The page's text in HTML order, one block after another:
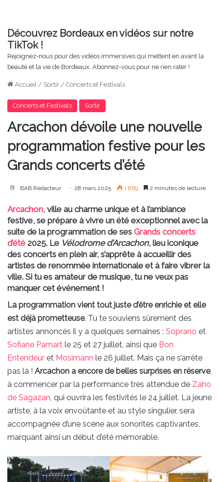
Découvrez Bordeaux en vidéos sur notre
TikTok !
Rejoignez-nous pour des vidéos immersives qui mettent en avant la
beauté et la vie de Bordeaux. Abonnez-vous pour ne rien rater !
Accueil / Sortir / Concerts et Festivals
Concerts et Festivals Sortir
Arcachon dévoile une nouvelle
programmation festive pour les
Grands concerts d’été
BAB Redacteur 28 mars 2025 1 869 2 minutes de lecture
Arcachon, ville au charme unique et à l’ambiance
festive, se prépare à vivre un été exceptionnel avec la
suite de la programmation de ses Grands concerts
d’été 2025. Le Vélodrome d’Arcachon, lieu iconique
des concerts en plein air, s’apprête à accueillir des
artistes de renommée internationale et à faire vibrer la
ville. Si tu es amateur de musique, tu ne veux pas
manquer cet événement !
La programmation vient tout juste d’être enrichie et elle
est déjà prometteuse. Tu te souviens sûrement des
artistes annoncés il y a quelques semaines : Soprano et
Sofiane Pamart le 25 et 27 juillet, ainsi que Bon
Entendeur et Mosimann le 26 juillet. Mais ça ne s’arrête
pas là ! Arcachon a encore de belles surprises en réserve,
à commencer par la performance très attendue de Zaho
de Sagazan, qui ouvrira les festivités le 24 juillet. La jeune
artiste, à la voix envoûtante et au style singulier, sera
accompagnée d’une scène aux sonorités captivantes,
marquant ainsi un début d’été mémorable.